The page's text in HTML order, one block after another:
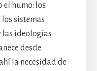
el humo: los
sistemas
las ideologías
desde
la necesidad de